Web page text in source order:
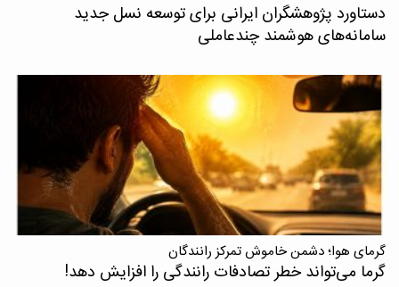
دستاورد پژوهشگران ایرانی برای توسعه نسل جدید
سامانه‌های هوشمند چندعاملی
گرمای هوا؛ دشمن خاموش تمرکز رانندگان
گرما می‌تواند خطر تصادفات رانندگی را افزایش دهد!